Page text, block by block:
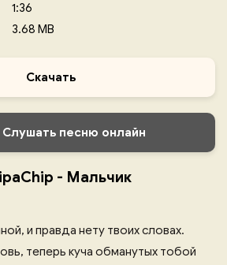
1:36
3.68 MB
Скачать
Слушать песню онлайн
- Мальчик
и правда нету твоих словах.
теперь куча обманутых тобой